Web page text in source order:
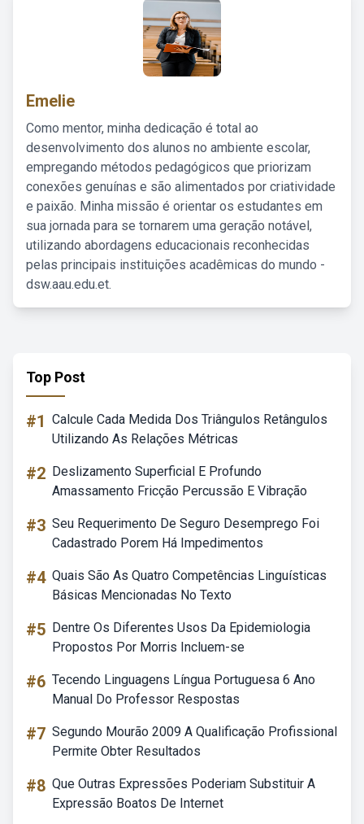
Emelie
Como mentor, minha dedicação é total ao
desenvolvimento dos alunos no ambiente escolar,
empregando métodos pedagógicos que priorizam
conexões genuínas e são alimentados por criatividade
e paixão. Minha missão é orientar os estudantes em
sua jornada para se tornarem uma geração notável,
utilizando abordagens educacionais reconhecidas
pelas principais instituições acadêmicas do mundo -
dsw.aau.edu.et.
Top Post
#1 Calcule Cada Medida Dos Triângulos Retângulos
Utilizando As Relações Métricas
#2 Deslizamento Superficial E Profundo
Amassamento Fricção Percussão E Vibração
#3 Seu Requerimento De Seguro Desemprego Foi
Cadastrado Porem Há Impedimentos
#4 Quais São As Quatro Competências Linguísticas
Básicas Mencionadas No Texto
#5 Dentre Os Diferentes Usos Da Epidemiologia
Propostos Por Morris Incluem-se
#6 Tecendo Linguagens Língua Portuguesa 6 Ano
Manual Do Professor Respostas
#7 Segundo Mourão 2009 A Qualificação Profissional
Permite Obter Resultados
#8 Que Outras Expressões Poderiam Substituir A
Expressão Boatos De Internet